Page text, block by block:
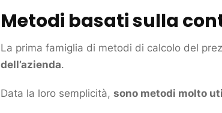
Metodi basati sulla
La prima famiglia di metodi di calcolo del
dell’azienda.
Data la loro semplicità, sono metodi molto